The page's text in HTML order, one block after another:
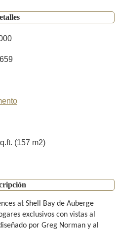
(157 m2)
at Shell Bay de Auberge
exclusivos con vistas al
por Greg Norman y al